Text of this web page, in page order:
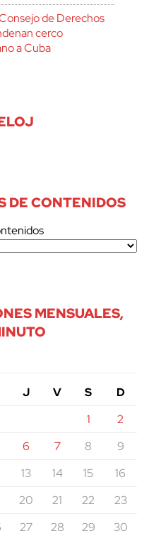
de Derechos
cerco
a Cuba
DE CONTENIDOS
MENSUALES,
J V S
D
1
2
6 7 8
9
13 14 15
16
20 21 22
23
27 28 29
30